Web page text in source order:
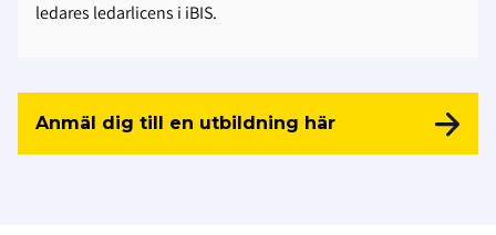
ledares ledarlicens i iBIS.
Anmäl dig till en utbildning här